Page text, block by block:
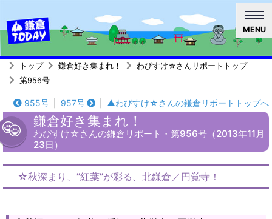
MENU
トップ 鎌倉好き集まれ！
わびすけ☆さんリポートトップ
第956号
955号 957号 ▲わびすけ☆さんの鎌倉リポートトップへ
鎌倉好き集まれ！
わびすけ☆さんの鎌倉リポート・第956号（2013年11月
23日）
☆秋深まり、”紅葉”が彩る、北鎌倉／円覚寺！